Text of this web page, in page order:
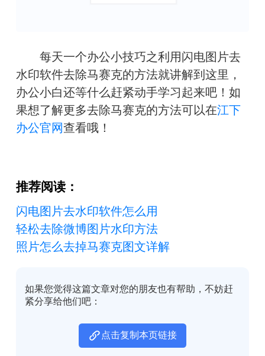
每天一个办公小技巧之利用闪电图片去
水印软件去除马赛克的方法就讲解到这里，
办公小白还等什么赶紧动手学习起来吧！如
果想了解更多去除马赛克的方法可以在江下
办公官网查看哦！
推荐阅读：
闪电图片去水印软件怎么用
轻松去除微博图片水印方法
照片怎么去掉马赛克图文详解
如果您觉得这篇文章对您的朋友也有帮助，不妨赶
紧分享给他们吧：
点击复制本页链接